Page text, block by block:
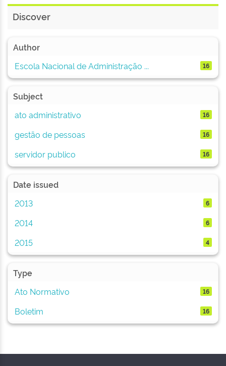
Discover
Author
Escola Nacional de Administração ...
16
Subject
ato administrativo
16
gestão de pessoas 16
servidor publico 16
Date issued
2013
6
2014 6
2015 4
Type
Ato Normativo
16
Boletim 16